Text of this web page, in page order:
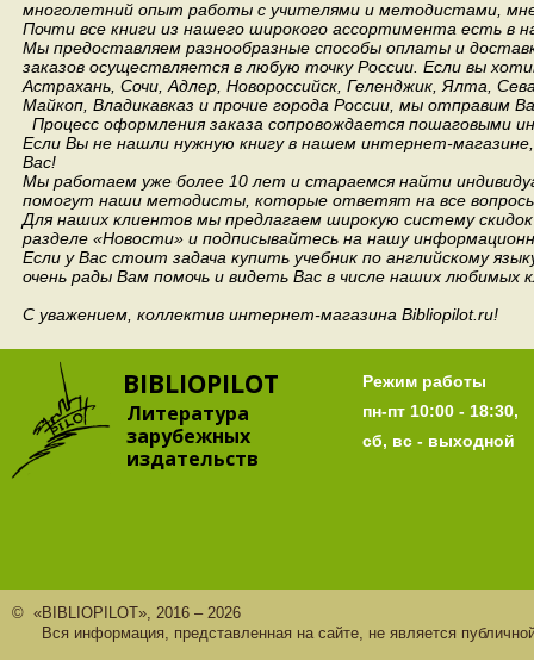
многолетний опыт работы с учителями и методистами,
Почти все книги из нашего широкого ассортимента есть в
Мы предоставляем разнообразные способы оплаты и
заказов осуществляется в любую точку России. Если вы
Астрахань, Сочи, Адлер, Новороссийск, Геленджик, Ялта,
Майкоп, Владикавказ и прочие города России, мы отправим
Процесс оформления заказа сопровождается пошаговыми
Если Вы не нашли нужную книгу в нашем интернет-
Вас!
Мы работаем уже более 10 лет и стараемся найти
помогут наши методисты, которые ответят на все
Для наших клиентов мы предлагаем широкую систему
разделе «Новости» и подписывайтесь на нашу
Если у Вас стоит задача купить учебник по английскому
очень рады Вам помочь и видеть Вас в числе наших любимых
С уважением, коллектив интернет-магазина Bibliopilot.ru!
BIBLIOPILOT
Литература
зарубежных
издательств
Режим работы
пн-пт 10:00 - 18:30,
сб, вс - выходной
© «BIBLIOPILOT», 2016 – 2026
Вся информация, представленная на сайте, не является